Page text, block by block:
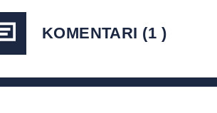
KOMENTARI (1 )